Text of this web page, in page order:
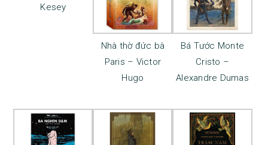
Kesey
Nhà thờ đức bà
Paris – Victor
Hugo
Bá Tước Monte
Cristo –
Alexandre Dumas